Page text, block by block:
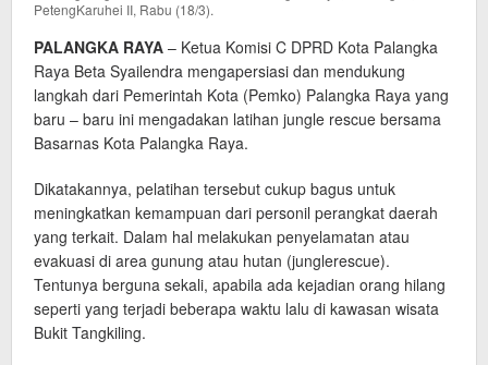
PetengKaruhei II, Rabu (18/3).
PALANGKA RAYA – Ketua Komisi C DPRD Kota Palangka
Raya Beta Syailendra mengapersiasi dan mendukung
langkah dari Pemerintah Kota (Pemko) Palangka Raya yang
baru – baru ini mengadakan latihan jungle rescue bersama
Basarnas Kota Palangka Raya.
Dikatakannya, pelatihan tersebut cukup bagus untuk
meningkatkan kemampuan dari personil perangkat daerah
yang terkait. Dalam hal melakukan penyelamatan atau
evakuasi di area gunung atau hutan (junglerescue).
Tentunya berguna sekali, apabila ada kejadian orang hilang
seperti yang terjadi beberapa waktu lalu di kawasan wisata
Bukit Tangkiling.